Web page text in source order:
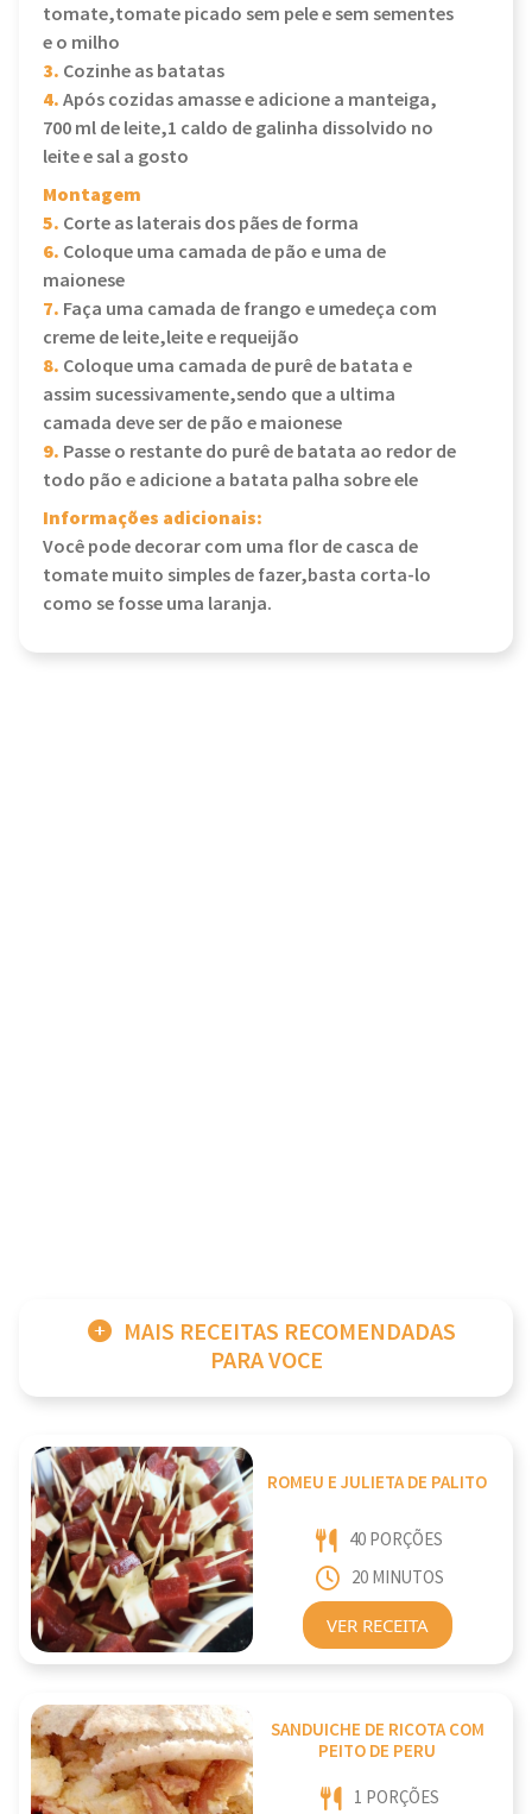
tomate,tomate picado sem pele e sem sementes
e o milho
3. Cozinhe as batatas
4.Após cozidas amasse e adicione a manteiga,
700 ml de leite,1 caldo de galinha dissolvido no
leite e sal a gosto
Montagem
5. Corte as laterais dos pães de forma
6. Coloque uma camada de pão e uma de
maionese
7. Faça uma camada de frango e umedeça com
creme de leite,leite e requeijão
8. Coloque uma camada de purê de batata e
assim sucessivamente,sendo que a ultima
camada deve ser de pão e maionese
9. Passe o restante do purê de batata ao redor de
todo pão e adicione a batata palha sobre ele
Informações adicionais:
Você pode decorar com uma flor de casca de
tomate muito simples de fazer,basta corta-lo
como se fosse uma laranja.
MAIS RECEITAS RECOMENDADAS
PARA VOCE
ROMEU E JULIETA DE PALITO
40 PORÇÕES
20 MINUTOS
VER RECEITA
SANDUICHE DE RICOTA COM
PEITO DE PERU
1 PORÇÕES